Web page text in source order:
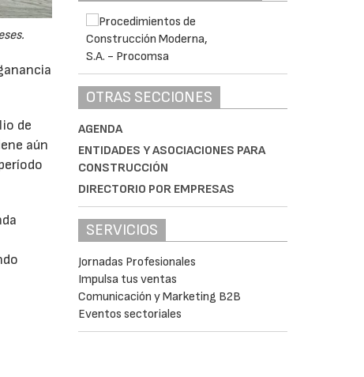
de
aún
OTRAS SECCIONES
AGENDA
ENTIDADES Y ASOCIACIONES PARA
CONSTRUCCIÓN
DIRECTORIO POR EMPRESAS
SERVICIOS
Jornadas Profesionales
Impulsa tus ventas
Comunicación y Marketing B2B
Eventos sectoriales